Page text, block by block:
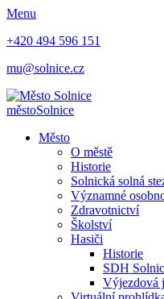
Menu
+420 494 596 151
mu@solnice.cz
městoSolnice
Město
O městě
Historie
Solnická solná
Významné
Zdravotnictví
Školství
Hasiči
Historie
SDH
Výjezdová